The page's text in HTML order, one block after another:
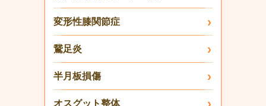
変形性膝関節症
鵞足炎
半月板損傷
オスグット整体